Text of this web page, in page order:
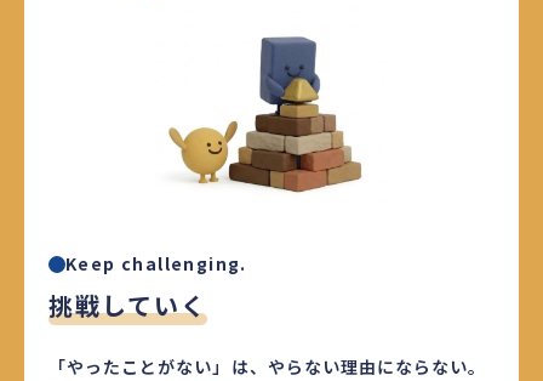
Keep challenging.
挑戦していく
「やったことがない」は、やらない理由にならない。